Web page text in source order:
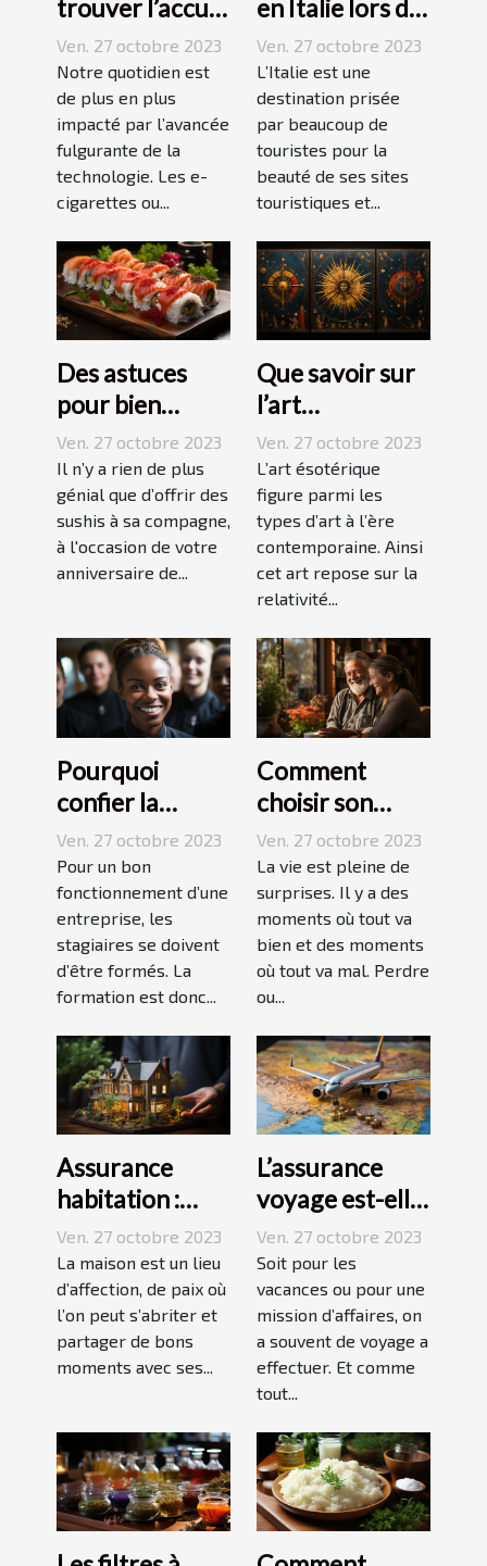
trouver l’accu
idéal pour sa e-
cigarette ?
Ven. 27 octobre 2023
Notre quotidien est
de plus en plus
impacté par l’avancée
fulgurante de la
technologie. Les e-
cigarettes ou...
en Italie lors de
vos vacances ?
Ven. 27 octobre 2023
L’Italie est une
destination prisée
par beaucoup de
touristes pour la
beauté de ses sites
touristiques et...
Des astuces
pour bien
réussir ses
sushis !
Ven. 27 octobre 2023
Il n’y a rien de plus
génial que d’offrir des
sushis à sa compagne,
à l'occasion de votre
anniversaire de...
Que savoir sur
l’art
ésotérique ?
Ven. 27 octobre 2023
L’art ésotérique
figure parmi les
types d’art à l’ère
contemporaine. Ainsi
cet art repose sur la
relativité...
Pourquoi
confier la
formation de
ses stagiaires à
JP2A-Génèse ?
Ven. 27 octobre 2023
Pour un bon
fonctionnement d’une
entreprise, les
stagiaires se doivent
d’être formés. La
formation est donc...
Comment
choisir son
assurance
Dépendance ?
Ven. 27 octobre 2023
La vie est pleine de
surprises. Il y a des
moments où tout va
bien et des moments
où tout va mal. Perdre
ou...
Assurance
habitation :
comment ça
marche ?
Ven. 27 octobre 2023
La maison est un lieu
d’affection, de paix où
l’on peut s’abriter et
partager de bons
moments avec ses...
L’assurance
voyage est-elle
avantageuse ?
Ven. 27 octobre 2023
Soit pour les
vacances ou pour une
mission d’affaires, on
a souvent de voyage a
effectuer. Et comme
tout...